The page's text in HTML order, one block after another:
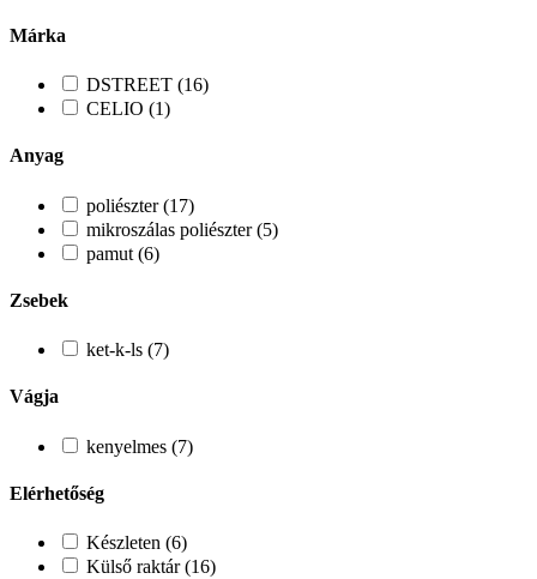
Márka
DSTREET (16)
CELIO (1)
Anyag
poliészter (17)
mikroszálas poliészter (5)
pamut (6)
Zsebek
ket-k-ls (7)
Vágja
kenyelmes (7)
Elérhetőség
Készleten (6)
Külső raktár (16)